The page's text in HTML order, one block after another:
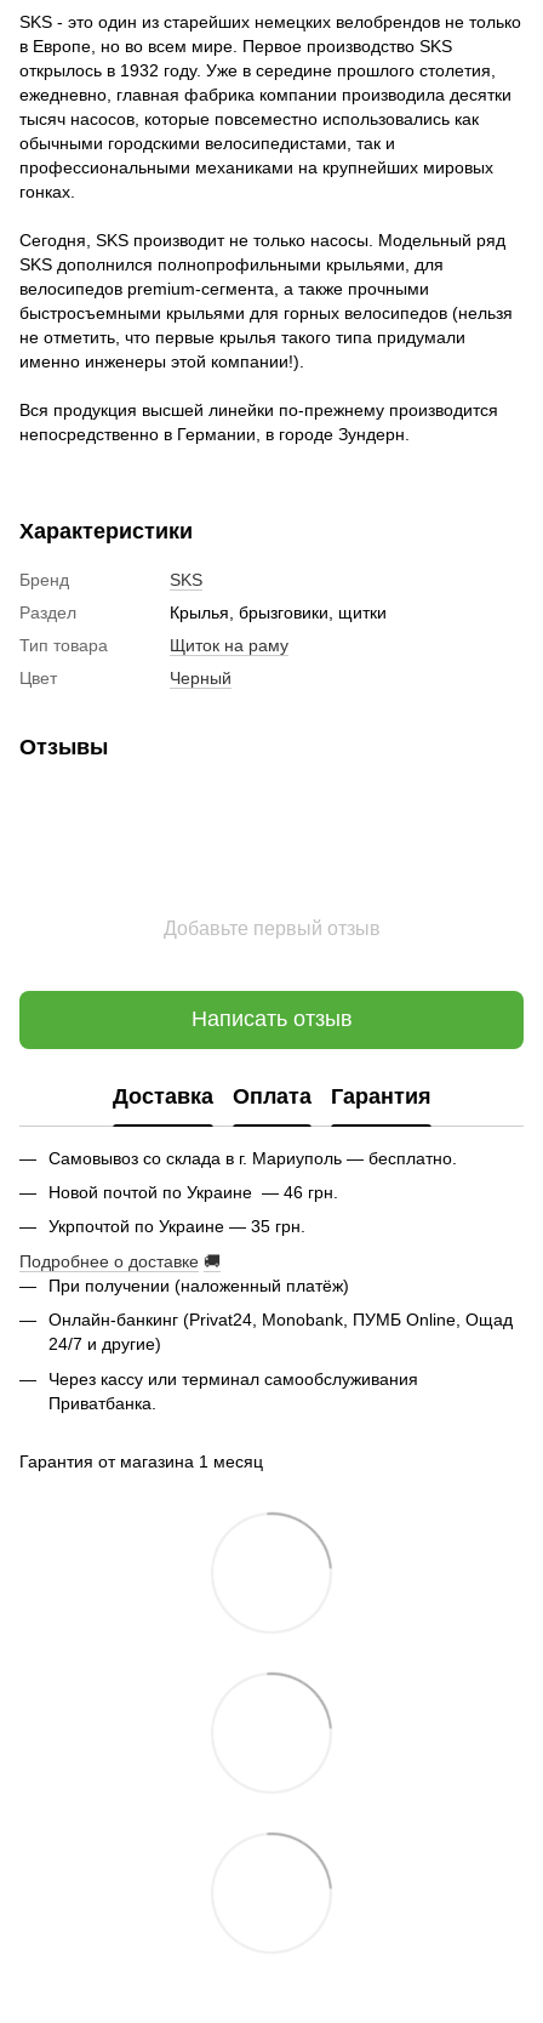
SKS - это один из старейших немецких велобрендов не только
в Европе, но во всем мире. Первое производство SKS
открылось в 1932 году. Уже в середине прошлого столетия,
ежедневно, главная фабрика компании производила десятки
тысяч насосов, которые повсеместно использовались как
обычными городскими велосипедистами, так и
профессиональными механиками на крупнейших мировых
гонках.
Сегодня, SKS производит не только насосы. Модельный ряд
SKS дополнился полнопрофильными крыльями, для
велосипедов premium-сегмента, а также прочными
быстросъемными крыльями для горных велосипедов (нельзя
не отметить, что первые крылья такого типа придумали
именно инженеры этой компании!).
Вся продукция высшей линейки по-прежнему производится
непосредственно в Германии, в городе Зундерн.
Характеристики
Бренд
SKS
Раздел
Крылья, брызговики, щитки
Тип товара
Щиток на раму
Цвет
Черный
Отзывы
Добавьте первый отзыв
Написать отзыв
Доставка Оплата Гарантия
Самовывоз со склада в г. Мариуполь — бесплатно.
Новой почтой по Украине — 46 грн.
Укрпочтой по Украине — 35 грн.
Подробнее о доставке 🚚
При получении (наложенный платёж)
Онлайн-банкинг (Privat24, Monobank, ПУМБ Online, Ощад
24/7 и другие)
Через кассу или терминал самообслуживания
Приватбанка.
Гарантия от магазина 1 месяц